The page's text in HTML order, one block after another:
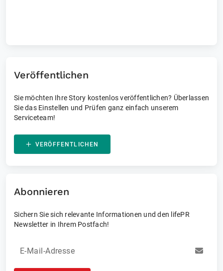
Veröffentlichen
Sie möchten Ihre Story kostenlos veröffentlichen? Überlassen
Sie das Einstellen und Prüfen ganz einfach unserem
Serviceteam!
VERÖFFENTLICHEN
Abonnieren
Sichern Sie sich relevante Informationen und den lifePR
Newsletter in Ihrem Postfach!
E-Mail-Adresse